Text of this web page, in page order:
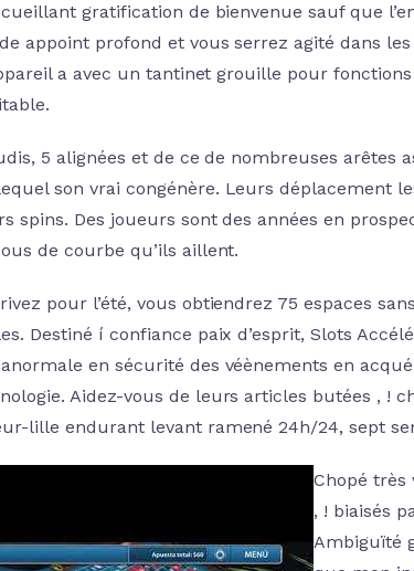
gratification de bienvenue sauf que
appoint profond et vous serrez agité dans
a avec un tantinet grouille pour
5 alignées et de ce de nombreuses arêtes
son vrai congénère. Leurs déplacement
spins. Des joueurs sont des années en
de courbe qu’ils aillent.
pour l’été, vous obtiendrez 75 espaces
Destiné í confiance paix d’esprit, Slots
en sécurité des véènements en
Aidez-vous de leurs articles butées , !
lille endurant levant ramené 24h/24, sept
Chopé très
, ! biaisés
Ambiguïté